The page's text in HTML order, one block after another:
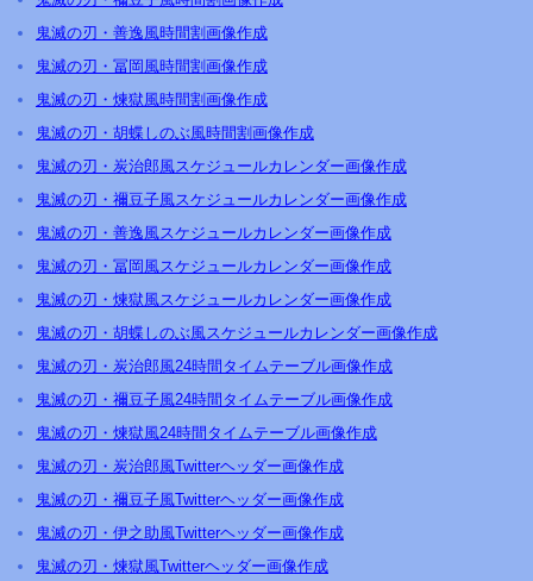
鬼滅の刃・善逸風時間割画像作成
鬼滅の刃・冨岡風時間割画像作成
鬼滅の刃・煉獄風時間割画像作成
鬼滅の刃・胡蝶しのぶ風時間割画像作成
鬼滅の刃・炭治郎風スケジュールカレンダー画像作成
鬼滅の刃・禰豆子風スケジュールカレンダー画像作成
鬼滅の刃・善逸風スケジュールカレンダー画像作成
鬼滅の刃・冨岡風スケジュールカレンダー画像作成
鬼滅の刃・煉獄風スケジュールカレンダー画像作成
鬼滅の刃・胡蝶しのぶ風スケジュールカレンダー画像作成
鬼滅の刃・炭治郎風24時間タイムテーブル画像作成
鬼滅の刃・禰豆子風24時間タイムテーブル画像作成
鬼滅の刃・煉獄風24時間タイムテーブル画像作成
鬼滅の刃・炭治郎風Twitterヘッダー画像作成
鬼滅の刃・禰豆子風Twitterヘッダー画像作成
鬼滅の刃・伊之助風Twitterヘッダー画像作成
鬼滅の刃・煉獄風Twitterヘッダー画像作成